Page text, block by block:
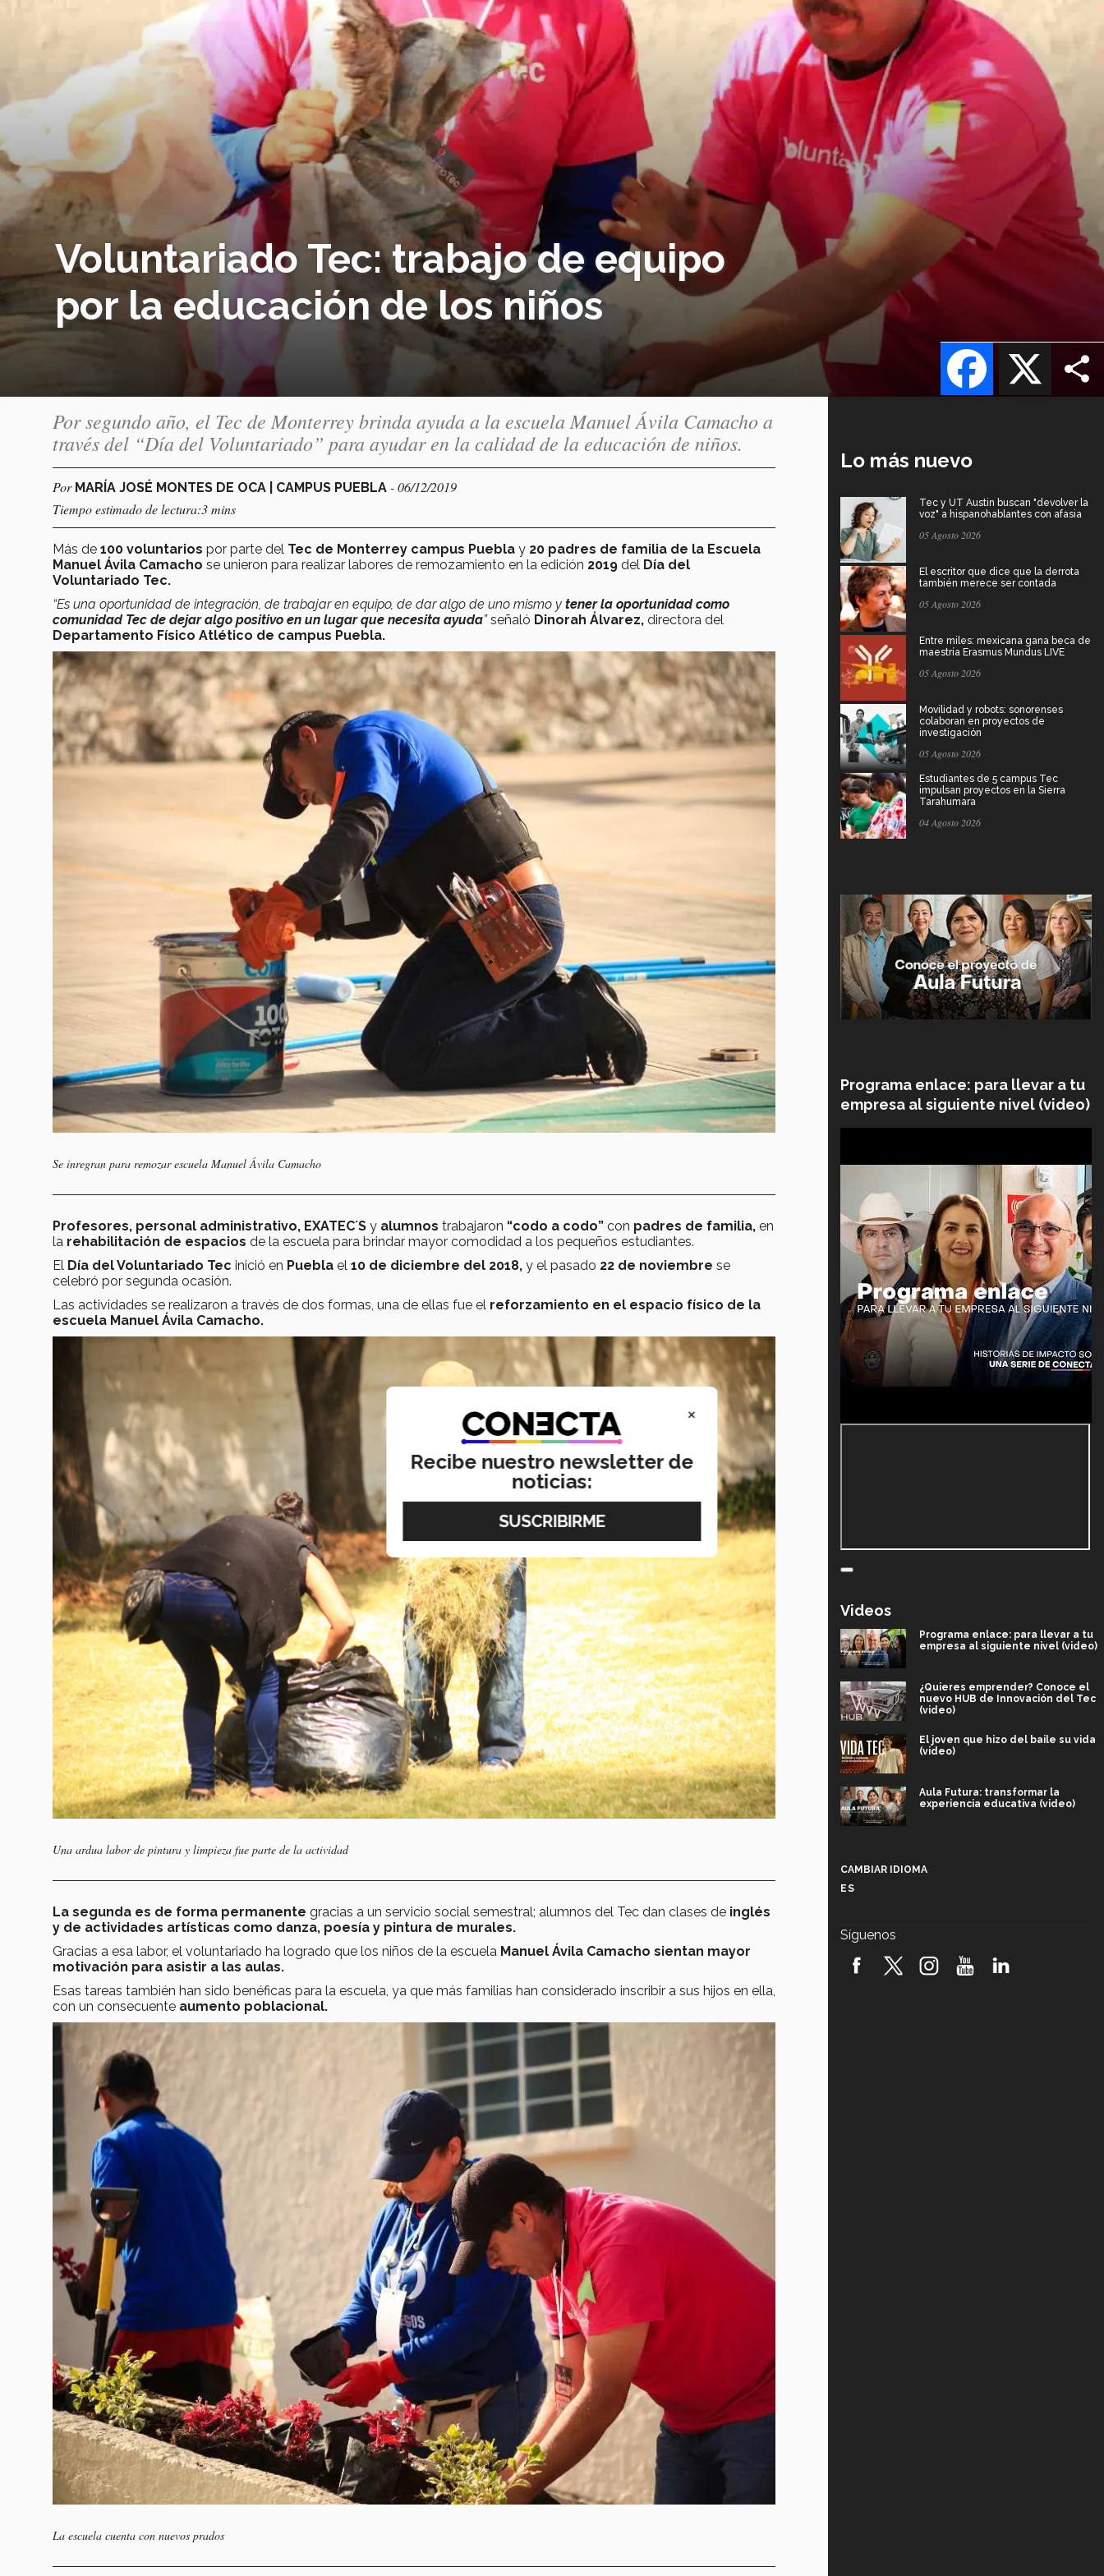
Voluntariado Tec: trabajo de equipo
por la educación de los niños
X
Facebook
Por segundo año, el Tec de Monterrey brinda ayuda a la escuela Manuel Ávila Camacho a
través del “Día del Voluntariado” para ayudar en la calidad de la educación de niños.
Por MARÍA JOSÉ MONTES DE OCA | CAMPUS PUEBLA - 06/12/2019
Tiempo estimado de lectura:3 mins
Más de 100 voluntarios por parte del Tec de Monterrey campus Puebla y 20 padres de familia de la Escuela
Manuel Ávila Camacho se unieron para realizar labores de remozamiento en la edición 2019 del Día del
Voluntariado Tec.
“Es una oportunidad de integración, de trabajar en equipo, de dar algo de uno mismo y tener la oportunidad como
comunidad Tec de dejar algo positivo en un lugar que necesita ayuda”señaló Dinorah Álvarez, directora del
Departamento Físico Atlético de campus Puebla.
Se inregran para remozar escuela Manuel Ávila Camacho
Profesores, personal administrativo, EXATEC´S y alumnos trabajaron “codo a codo” con padres de familia, en
la rehabilitación de espacios de la escuela para brindar mayor comodidad a los pequeños estudiantes.
El Día del Voluntariado Tec inició en Puebla el 10 de diciembre del 2018, y el pasado 22 de noviembre se
celebró por segunda ocasión.
Las actividades se realizaron a través de dos formas, una de ellas fue el reforzamiento en el espacio físico de la
escuela Manuel Ávila Camacho.
Una ardua labor de pintura y limpieza fue parte de la actividad
La segunda es de forma permanente gracias a un servicio social semestral; alumnos del Tec dan clases de inglés
y de actividades artísticas como danza, poesía y pintura de murales.
Gracias a esa labor, el voluntariado ha logrado que los niños de la escuela Manuel Ávila Camacho sientan mayor
motivación para asistir a las aulas.
Esas tareas también han sido benéficas para la escuela, ya que más familias han considerado inscribir a sus hijos en ella,
con un consecuente aumento poblacional.
La escuela cuenta con nuevos prados
Lo más nuevo
Tec y UT Austin buscan "devolver la
voz" a hispanohablantes con afasia
05 Agosto 2026
El escritor que dice que la derrota
también merece ser contada
05 Agosto 2026
Entre miles: mexicana gana beca de
maestría Erasmus Mundus LIVE
05 Agosto 2026
Movilidad y robots: sonorenses
colaboran en proyectos de
investigación
05 Agosto 2026
Estudiantes de 5 campus Tec
impulsan proyectos en la Sierra
Tarahumara
04 Agosto 2026
Programa enlace: para llevar a tu
empresa al siguiente nivel (video)
Videos
Programa enlace: para llevar a tu
empresa al siguiente nivel (video)
¿Quieres emprender? Conoce el
nuevo HUB de Innovación del Tec
(video)
El joven que hizo del baile su vida
(video)
Aula Futura: transformar la
experiencia educativa (video)
robótica FIRST 2026! (video)
CAMBIAR IDIOMA
ES
Síguenos
×
Recibe nuestro newsletter de
noticias: